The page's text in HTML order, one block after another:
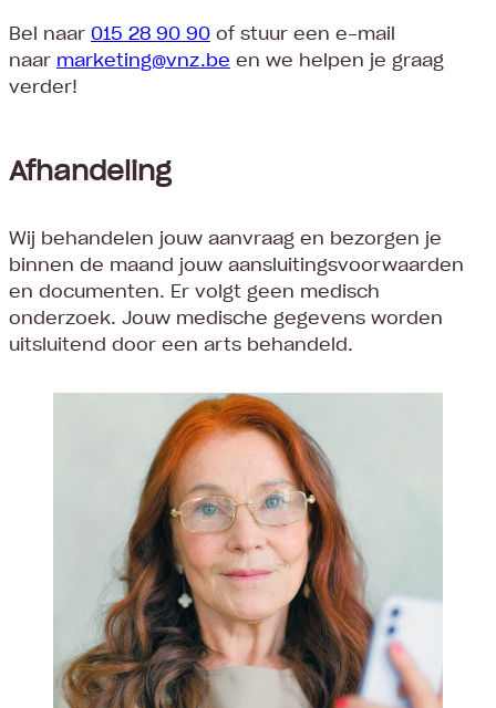
Bel naar 015 28 90 90 of stuur een e-mail
naar marketing@vnz.be en we helpen je graag
verder!
Afhandeling
Wij behandelen jouw aanvraag en bezorgen je
binnen de maand jouw aansluitingsvoorwaarden
en documenten. Er volgt geen medisch
onderzoek. Jouw medische gegevens worden
uitsluitend door een arts behandeld.